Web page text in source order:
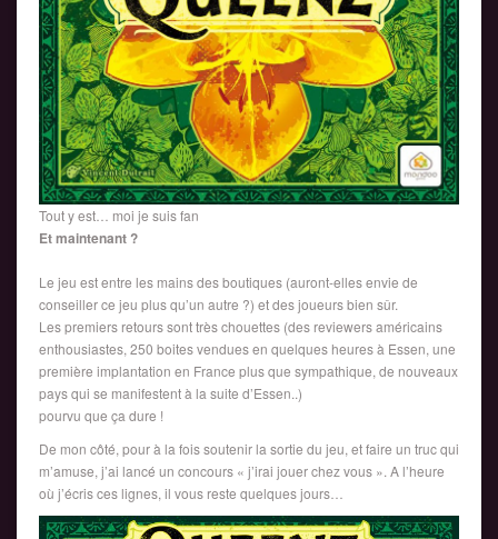
Tout y est… moi je suis fan
Et maintenant ?
Le jeu est entre les mains des boutiques (auront-elles envie de
conseiller ce jeu plus qu’un autre ?) et des joueurs bien sûr.
Les premiers retours sont très chouettes (des reviewers américains
enthousiastes, 250 boites vendues en quelques heures à Essen, une
première implantation en France plus que sympathique, de nouveaux
pays qui se manifestent à la suite d’Essen..)
pourvu que ça dure !
De mon côté, pour à la fois soutenir la sortie du jeu, et faire un truc qui
m’amuse, j’ai lancé un concours « j’irai jouer chez vous ». A l’heure
où j’écris ces lignes, il vous reste quelques jours…